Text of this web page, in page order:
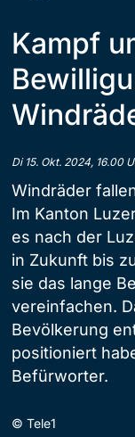
Kampf
Di 15. Okt. 2024, 16.00
Windräder
Im Kanton
es nach der
in Zukunft bis
sie das lange
vereinfachen.
Bevölkerung
positioniert
Befürworter.
© Tele1